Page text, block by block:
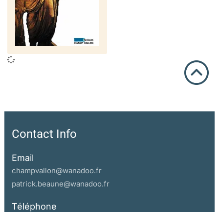
Contact Info
Email
champvallon@wanadoo.fr
patrick.beaune@wanadoo.fr
Téléphone